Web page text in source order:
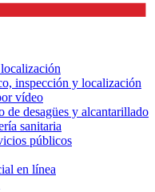
inspección y localización
vídeo
de desagües y alcantarillado
sanitaria
públicos
en línea